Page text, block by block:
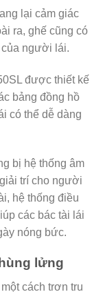
lại cảm giác
ra, ghế cũng có
người lái.
được thiết kế
bảng đồng hồ
có thể dễ dàng
bị hệ thống âm
trí cho người
hệ thống điều
các bác tài lái
nóng bức.
lửng
cách trơn tru